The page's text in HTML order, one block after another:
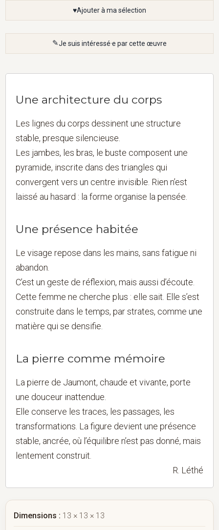
Ajouter à ma sélection
Je suis intéressé·e par cette œuvre
Une architecture du corps
Les lignes du corps dessinent une structure
stable, presque silencieuse.
Les jambes, les bras, le buste composent une
pyramide, inscrite dans des triangles qui
convergent vers un centre invisible. Rien n’est
laissé au hasard : la forme organise la pensée.
Une présence habitée
Le visage repose dans les mains, sans fatigue ni
abandon.
C’est un geste de réflexion, mais aussi d’écoute.
Cette femme ne cherche plus : elle sait. Elle s’est
construite dans le temps, par strates, comme une
matière qui se densifie.
La pierre comme mémoire
La pierre de Jaumont, chaude et vivante, porte
une douceur inattendue.
Elle conserve les traces, les passages, les
transformations. La figure devient une présence
stable, ancrée, où l’équilibre n’est pas donné, mais
lentement construit.
R. Léthé
Dimensions : 13 × 13 × 13